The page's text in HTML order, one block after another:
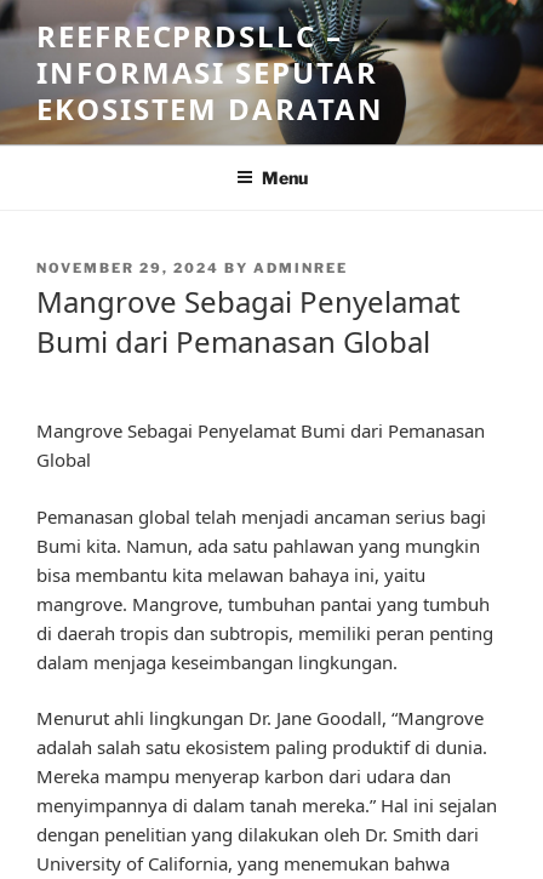
Skip
to
content
REEFRECPRDSLLC –
INFORMASI SEPUTAR
EKOSISTEM DARATAN
Menu
POSTED
NOVEMBER 29, 2024 BY ADMINREE
Mangrove Sebagai Penyelamat
Bumi dari Pemanasan Global
Mangrove Sebagai Penyelamat Bumi dari Pemanasan
Global
Pemanasan global telah menjadi ancaman serius bagi
Bumi kita. Namun, ada satu pahlawan yang mungkin
bisa membantu kita melawan bahaya ini, yaitu
mangrove. Mangrove, tumbuhan pantai yang tumbuh
di daerah tropis dan subtropis, memiliki peran penting
dalam menjaga keseimbangan lingkungan.
Menurut ahli lingkungan Dr. Jane Goodall, “Mangrove
adalah salah satu ekosistem paling produktif di dunia.
Mereka mampu menyerap karbon dari udara dan
menyimpannya di dalam tanah mereka.” Hal ini sejalan
dengan penelitian yang dilakukan oleh Dr. Smith dari
University of California, yang menemukan bahwa